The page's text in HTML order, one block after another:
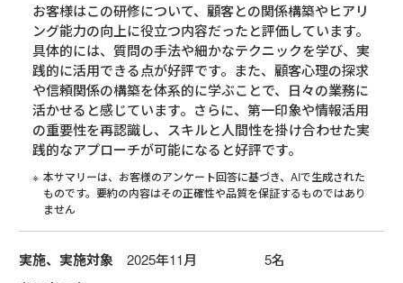
お客様はこの研修について、顧客との関係構築やヒアリ
ング能力の向上に役立つ内容だったと評価しています。
具体的には、質問の手法や細かなテクニックを学び、実
践的に活用できる点が好評です。また、顧客心理の探求
や信頼関係の構築を体系的に学ぶことで、日々の業務に
活かせると感じています。さらに、第一印象や情報活用
の重要性を再認識し、スキルと人間性を掛け合わせた実
践的なアプローチが可能になると好評です。
本サマリーは、お客様のアンケート回答に基づき、AIで生成された
ものです。要約の内容はその正確性や品質を保証するものではあり
ません
実施、実施対象 2025年11月 5名